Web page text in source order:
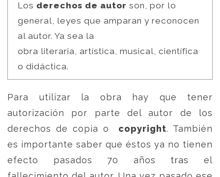
Los derechos de autor son, por lo
general, leyes que amparan y reconocen
al autor. Ya sea la
obra literaria, artística, musical, científica
o didáctica.
Para utilizar la obra hay que tener
autorización por parte del autor de los
derechos de copia o copyright. También
es importante saber que éstos ya no tienen
efecto pasados 70 años tras el